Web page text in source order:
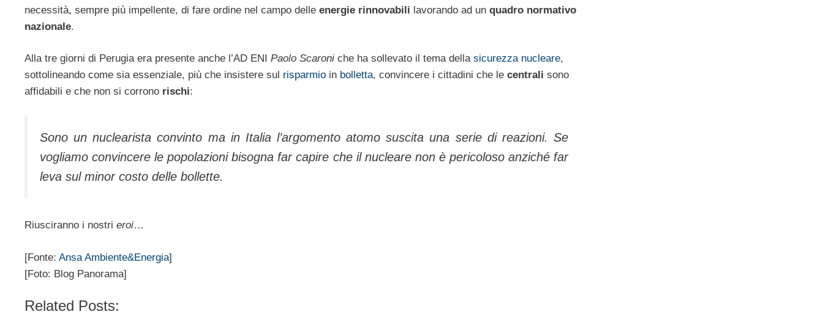
necessità, sempre più impellente, di fare ordine nel campo delle energie rinnovabili lavorando ad un quadro normativo
nazionale.
Alla tre giorni di Perugia era presente anche l’AD ENI Paolo Scaroni che ha sollevato il tema della sicurezza nucleare,
sottolineando come sia essenziale, più che insistere sul risparmio in bolletta, convincere i cittadini che le centrali sono
affidabili e che non si corrono rischi:
Sono un nuclearista convinto ma in Italia l’argomento atomo suscita una serie di reazioni. Se
vogliamo convincere le popolazioni bisogna far capire che il nucleare non è pericoloso anziché far
leva sul minor costo delle bollette.
Riusciranno i nostri eroi…
[Fonte: Ansa Ambiente&Energia]
[Foto: Blog Panorama]
Related Posts: